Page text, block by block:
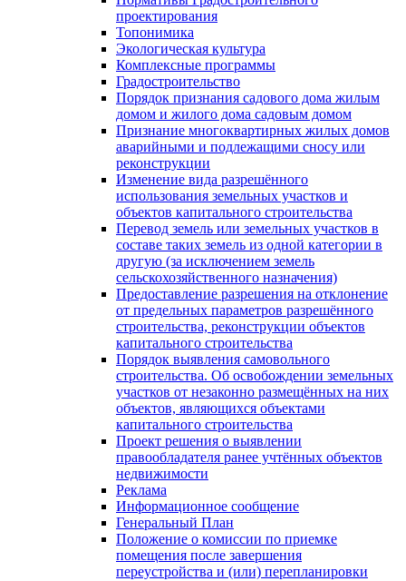
проектирования
Топонимика
Экологическая культура
Комплексные программы
Градостроительство
Порядок признания садового дома жилым
домом и жилого дома садовым домом
Признание многоквартирных жилых домов
аварийными и подлежащими сносу или
реконструкции
Изменение вида разрешённого
использования земельных участков и
объектов капитального строительства
Перевод земель или земельных участков в
составе таких земель из одной категории в
другую (за исключением земель
сельскохозяйственного назначения)
Предоставление разрешения на отклонение
от предельных параметров разрешённого
строительства, реконструкции объектов
капитального строительства
Порядок выявления самовольного
строительства. Об освобождении земельных
участков от незаконно размещённых на них
объектов, являющихся объектами
капитального строительства
Проект решения о выявлении
правообладателя ранее учтённых объектов
недвижимости
Реклама
Информационное сообщение
Генеральный План
Положение о комиссии по приемке
помещения после завершения
переустройства и (или) перепланировки